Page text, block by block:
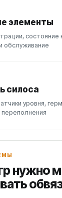
элементы
состояние
обслуживание
силоса
уровня,
нужно